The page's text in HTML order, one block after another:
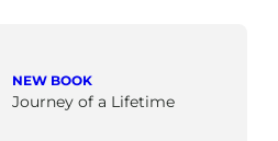
NEW BOOK
Journey of a Lifetime